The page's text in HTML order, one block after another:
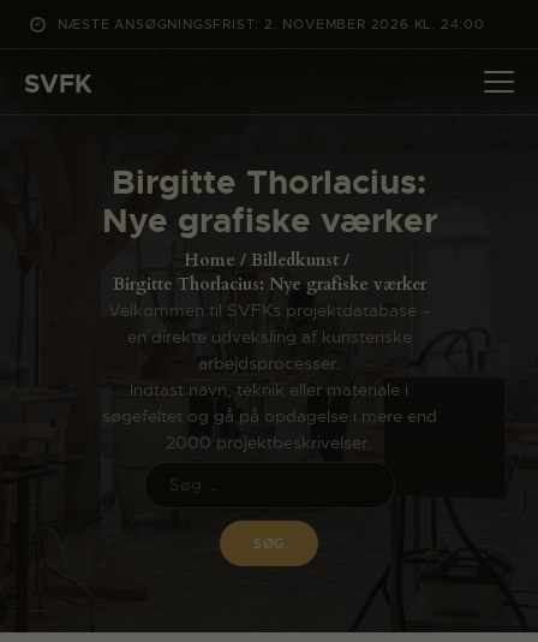
NÆSTE ANSØGNINGSFRIST: 2. NOVEMBER 2026 KL. 24:00
SVFK
Birgitte Thorlacius:
Nye grafiske værker
Home
Billedkunst
Birgitte Thorlacius: Nye grafiske værker
Velkommen til SVFKs projektdatabase –
en direkte udveksling af kunsteriske
arbejdsprocesser.
Indtast navn, teknik eller materiale i
søgefeltet og gå på opdagelse i mere end
2000 projektbeskrivelser.
DET SKER
PROJEKTER
CHANNEL
ANSØG
OM SVFK
ENGLISH